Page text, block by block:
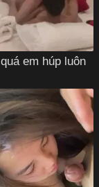
em húp luôn